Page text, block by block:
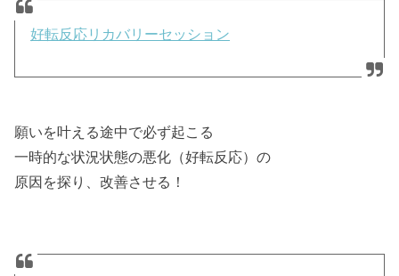
好転反応リカバリーセッション
願いを叶える途中で必ず起こる
一時的な状況状態の悪化（好転反応）の
原因を探り、改善させる！